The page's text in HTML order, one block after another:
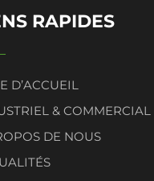
RAPIDES
D’ACCUEIL
& COMMERCIAL
DE NOUS